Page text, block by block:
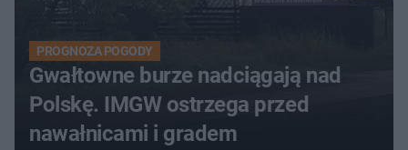
PROGNOZA POGODY
Gwałtowne burze nadciągają nad
Polskę. IMGW ostrzega przed
nawałnicami i gradem